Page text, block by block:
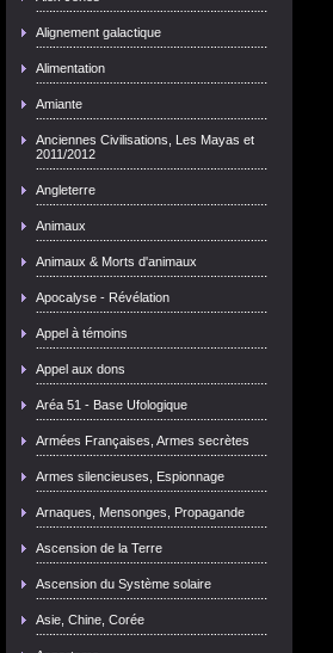
Alignement galactique
Alimentation
Amiante
Anciennes Civilisations, Les Mayas et
2011/2012
Angleterre
Animaux
Animaux & Morts d'animaux
Apocalyse - Révélation
Appel à témoins
Appel aux dons
Aréa 51 - Base Ufologique
Armées Françaises, Armes secrètes
Armes silencieuses, Espionnage
Arnaques, Mensonges, Propagande
Ascension de la Terre
Ascension du Système solaire
Asie, Chine, Corée